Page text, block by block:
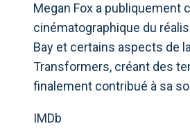
Megan Fox a publiquement
cinématographique du
Bay et certains aspects de
Transformers, créant des
finalement contribué à sa
IMDb